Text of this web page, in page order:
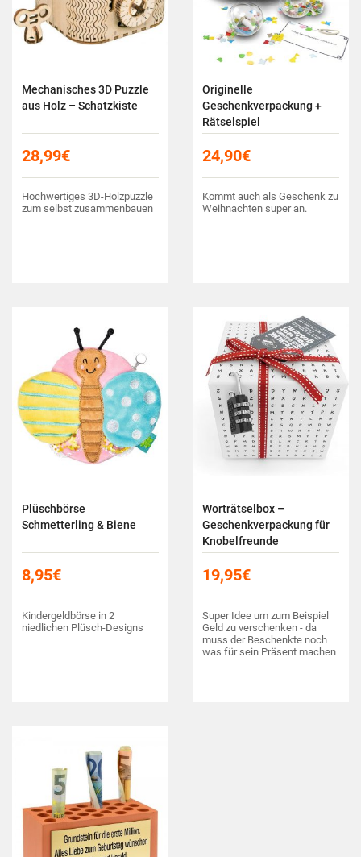
Mechanisches 3D Puzzle
aus Holz – Schatzkiste
28,99€
Hochwertiges 3D-Holzpuzzle
zum selbst zusammenbauen
Originelle
Geschenkverpackung +
Rätselspiel
24,90€
Kommt auch als Geschenk zu
Weihnachten super an.
Plüschbörse
Schmetterling & Biene
8,95€
Kindergeldbörse in 2
niedlichen Plüsch-Designs
Worträtselbox –
Geschenkverpackung für
Knobelfreunde
19,95€
Super Idee um zum Beispiel
Geld zu verschenken - da
muss der Beschenkte noch
was für sein Präsent machen